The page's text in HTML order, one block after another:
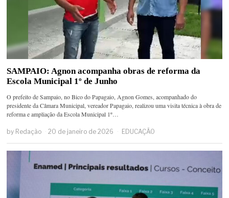
SAMPAIO: Agnon acompanha obras de reforma da
Escola Municipal 1º de Junho
O prefeito de Sampaio, no Bico do Papagaio, Agnon Gomes, acompanhado do
presidente da Câmara Municipal, vereador Papagaio, realizou uma visita técnica à obra de
reforma e ampliação da Escola Municipal 1º…
by Redação 20 de janeiro de 2026 EDUCAÇÃO